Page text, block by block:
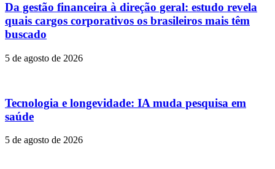
Da gestão financeira à direção geral: estudo revela
quais cargos corporativos os brasileiros mais têm
buscado
5 de agosto de 2026
Tecnologia e longevidade: IA muda pesquisa em
saúde
5 de agosto de 2026